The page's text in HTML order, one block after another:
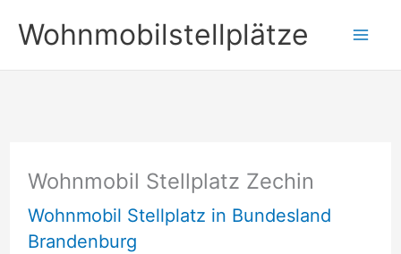
Inhalt
springen
Wohnmobilstellplätze
Wohnmobil Stellplatz Zechin
Wohnmobil Stellplatz in Bundesland
Brandenburg